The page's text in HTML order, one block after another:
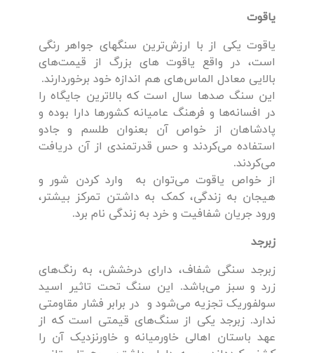
یاقوت
یاقوت یکی از با ارزش‌ترین سنگهای جواهر رنگی
است، در واقع یاقوت های بزرگ از قیمت‌های
بالایی معادل الماس‌های هم اندازه خود برخوردارند.
این سنگ صدها سال است که بالاترین جایگاه را
در افسانه‌ها و فرهنگ عامیانه کشورها دارا بوده و
پادشاهان از خواص آن بعنوان طلسم و جادو
استفاده می‌کردند و حس قدرتمندی از آن دریافت
می‌کردند.
از خواص یاقوت می‌توان به وارد کردن شور و
هیجان به زندگی، کمک به داشتن تمرکز بیشتر،
ورود جریان شفافیت و خرد به زندگی نام برد.
زبرجد
زبرجد سنگی شفاف، دارای درخشش، به رنگ‌های
زرد و سبز می‌باشد. این سنگ تحت تاثیر اسید
سولفوریک تجزیه می‌شود و در برابر فشار مقاومتی
ندارد. زبرجد یکی از سنگ‌های قیمتی است که از
عهد باستان اهالی خاورمیانه و خاورنزدیک آن را